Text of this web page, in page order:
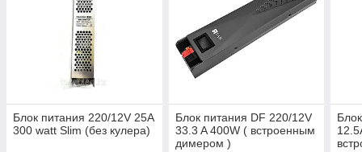
Блок питания 220/12V 25A
300 watt Slim (без кулера)
Блок питания DF 220/12V
33.3 A 400W ( встроенным
димером )